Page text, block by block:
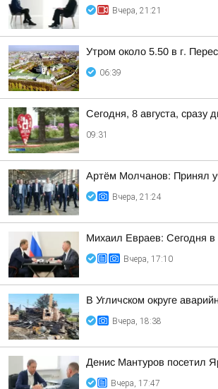
Вчера, 21:21
Утром около 5.50 в г.
06:39
Сегодня, 8 августа, сразу
09:31
Артём Молчанов: Принял
Вчера, 21:24
Михаил Евраев: Сегодня в
Вчера, 17:10
В Угличском округе
Вчера, 18:38
Денис Мантуров посетил
Вчера, 17:47